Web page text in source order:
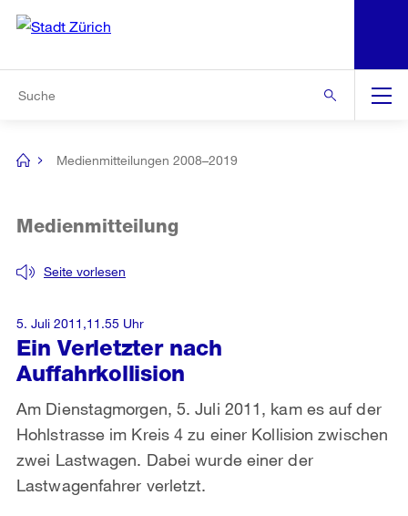
Navigation
[no
Medienmitteilungen 2008–2019
Ein Verletzter nach
Auffahrkollision
Seite vorlesen
Medienmitteilung
Am Dienstagmorgen, 5. Juli 2011, kam es auf der
Hohlstrasse im Kreis 4 zu einer Kollision zwischen
zwei Lastwagen. Dabei wurde einer der
Lastwagenfahrer verletzt.
5. Juli 2011,11.55 Uhr